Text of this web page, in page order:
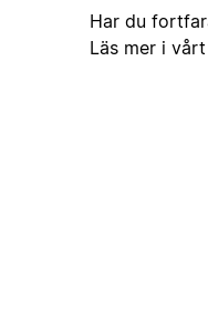
Har du
Läs mer i vårt